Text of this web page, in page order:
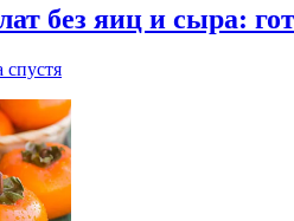
без яиц и сыра:
спустя